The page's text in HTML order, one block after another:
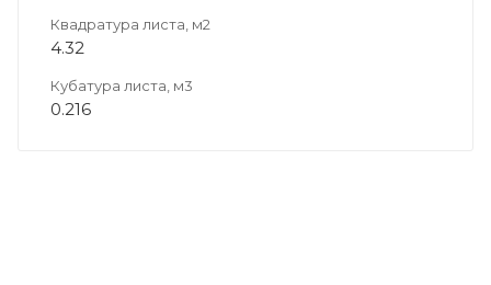
Квадратура листа, м2
4.32
Кубатура листа, м3
0.216